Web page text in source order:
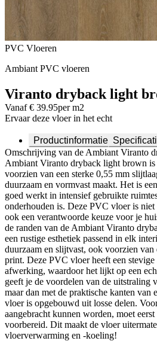
Voeg toe of verwijder Viranto dryback
PVC Vloeren
Ambiant PVC vloeren
Viranto dryback light
Vanaf € 39.95per m2
Ervaar deze vloer in het echt
Productinformatie
Omschrijving van de Ambiant Viranto
Ambiant Viranto dryback light brown
voorzien van een sterke 0,55 mm
duurzaam en vormvast maakt. Het is
goed werkt in intensief gebruikte
onderhouden is. Deze PVC vloer is
ook een verantwoorde keuze voor je
de randen van de Ambiant Viranto
een rustige esthetiek passend in elk
duurzaam en slijtvast, ook voorzien van
print. Deze PVC vloer heeft een stevige
afwerking, waardoor het lijkt op een
geeft je de voordelen van de uitstraling
maar dan met de praktische kanten
vloer is opgebouwd uit losse delen.
aangebracht kunnen worden, moet
voorbereid. Dit maakt de vloer
vloerverwarming en -koeling!